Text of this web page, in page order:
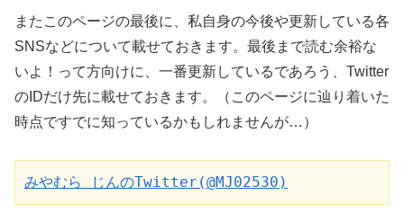
またこのページの最後に、私自身の今後や更新している各
SNSなどについて載せておきます。最後まで読む余裕な
いよ！って方向けに、一番更新しているであろう、Twitter
のIDだけ先に載せておきます。（このページに辿り着いた
時点ですでに知っているかもしれませんが…）
みやむら じんのTwitter(@MJ02530)